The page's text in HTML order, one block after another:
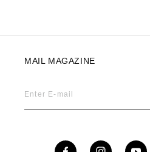
MAIL MAGAZINE
Enter E-mail